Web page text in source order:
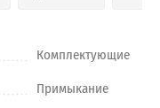
Комплектующие
Примыкание